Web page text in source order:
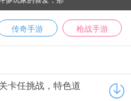
游在这里为了大家
传奇手游 枪战手游
卡任挑战，特色道